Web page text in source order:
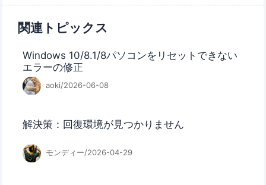
関連トピックス
Windows 10/8.1/8パソコンをリセットできない
エラーの修正
aoki/2026-06-08
解決策：回復環境が見つかりません
モンディー/2026-04-29